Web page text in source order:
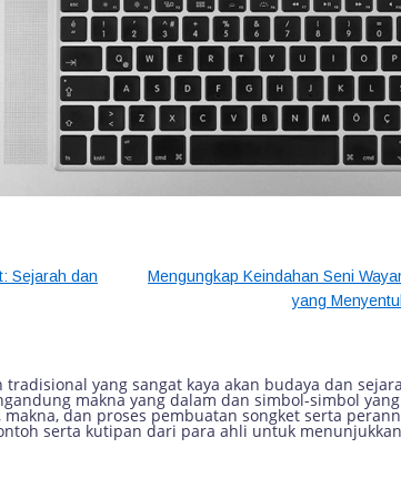
Sejarah dan
Mengungkap Keindahan Seni
yang
tradisional yang sangat kaya akan budaya dan
makna yang dalam dan simbol-simbol
dan proses pembuatan songket serta
serta kutipan dari para ahli untuk